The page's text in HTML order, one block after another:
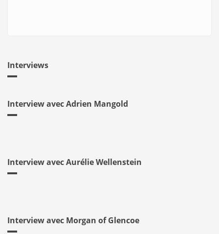
Interviews
Interview avec Adrien Mangold
Interview avec Aurélie Wellenstein
Interview avec Morgan of Glencoe